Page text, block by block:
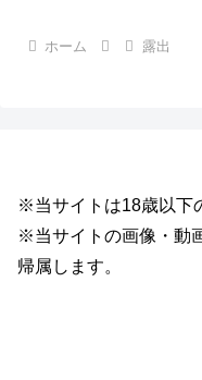
ホーム 露出
※当サイトは18歳以下
※当サイトの画像・動
帰属します。